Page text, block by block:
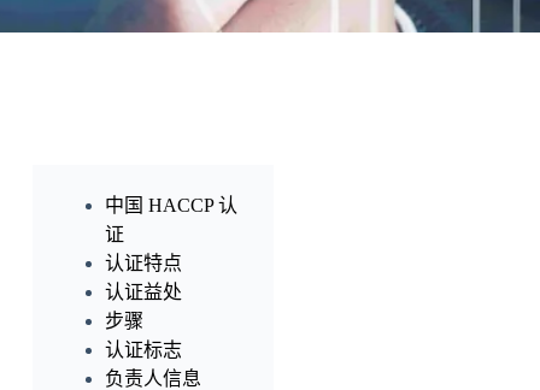
中国 HACCP 认
证
认证特点
认证益处
步骤
认证标志
负责人信息